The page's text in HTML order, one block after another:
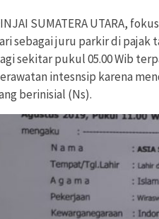
SUMATERA UTARA,
sebagai juru parkir di pajak
sekitar pukul 05.00 Wib
intesnsip karena
berinisial (Ns).